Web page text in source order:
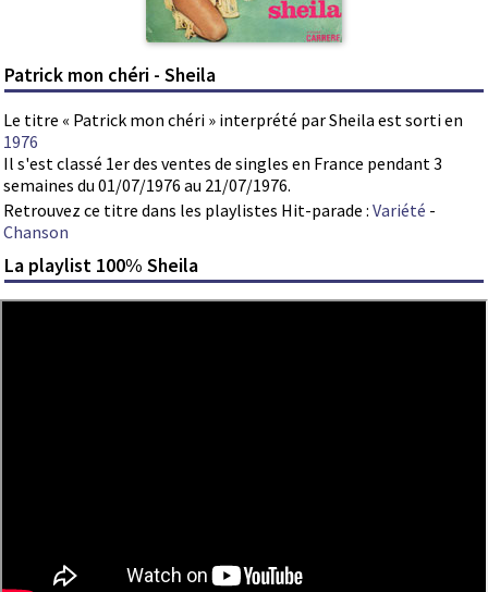
Patrick mon chéri - Sheila
Le titre « Patrick mon chéri » interprété par Sheila est sorti en
1976
Il s'est classé 1er des ventes de singles en France pendant 3
semaines du 01/07/1976 au 21/07/1976.
Retrouvez ce titre dans les playlistes Hit-parade : Variété -
Chanson
La playlist 100% Sheila